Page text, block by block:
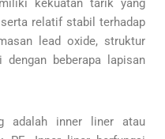
kekuatan tarik yang
relatif stabil terhadap
lead oxide, struktur
beberapa lapisan
adalah inner liner atau